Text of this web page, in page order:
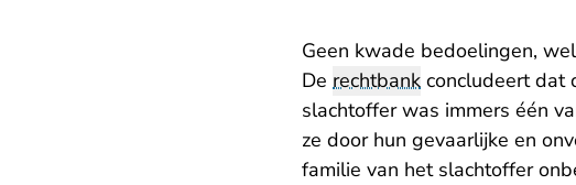
Geen kwade bedoelingen,
De rechtbank concludeert dat
slachtoffer was immers één
ze door hun gevaarlijke en
familie van het slachtoffer